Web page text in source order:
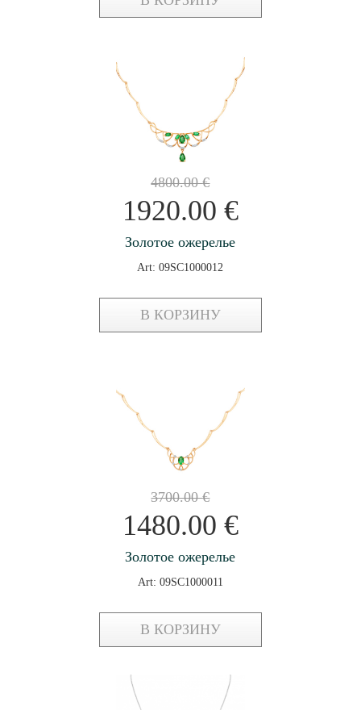
4800.00€
1920.00 €
Золотое ожерелье
Art: 09SC1000012
В КОРЗИНУ
3700.00€
1480.00 €
Золотое ожерелье
Art: 09SC1000011
В КОРЗИНУ